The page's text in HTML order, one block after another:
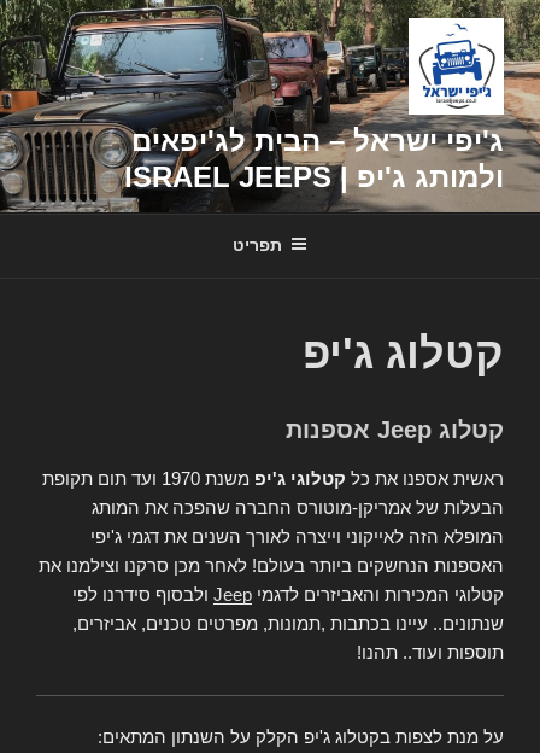
דילוג
לתוכן
ג'יפי ישראל – הבית לג'יפאים
ולמותג ג'יפ | ISRAEL JEEPS
תפריט
קטלוג ג'יפ
קטלוג Jeep אספנות
ראשית אספנו את כל קטלוגי ג'יפ
משנת 1970 ועד תום תקופת
הבעלות של אמריקן-מוטורס החברה שהפכה את המותג
המופלא הזה לאייקוני וייצרה לאורך השנים את דגמי ג'יפי
האספנות הנחשקים ביותר בעולם! לאחר מכן סרקנו וצילמנו את
קטלוגי המכירות והאביזרים לדגמי Jeep ולבסוף סידרנו לפי
שנתונים.. עיינו בכתבות ,תמונות, מפרטים טכנים, אביזרים,
תוספות ועוד.. תהנו!
על מנת לצפות בקטלוג ג'יפ הקלק על השנתון המתאים: